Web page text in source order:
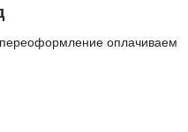
оплачиваем